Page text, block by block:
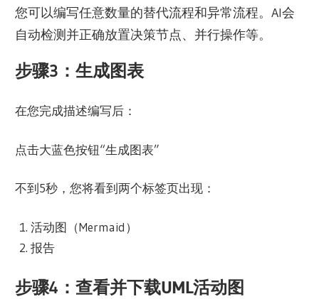
您可以编写任意数量的替代流程和异常流程。AI会
自动检测并正确放置决策节点、并行操作等。
步骤3：生成图表
在您完成描述编写后：
点击大蓝色按钮“生成图表”
不到5秒，您将看到两个标签页出现：
活动图（Mermaid）
报告
步骤4：查看并下载UML活动图